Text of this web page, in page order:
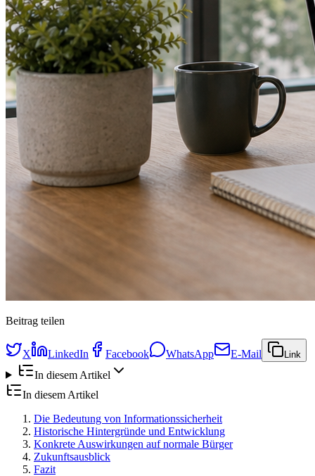
Beitrag teilen
X LinkedIn Facebook WhatsApp E-Mail Link
In diesem Artikel
In diesem Artikel
Die Bedeutung von Informationssicherheit
Historische Hintergründe und Entwicklung
Konkrete Auswirkungen auf normale Bürger
Zukunftsausblick
Fazit